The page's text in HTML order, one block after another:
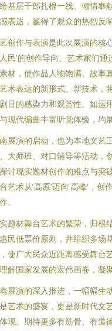
基层干部扎根一线、倾情奉
表达，赢得了观众的热烈反响
创作与表演是此次展演的核
民’的创作导向。艺术家们
材，使作品人物饱满、故事
术表达的新形式、新技术，
目的感染力和观赏性。如运
现代编曲丰富听觉体验，均
展演的启动，也为本地文艺
大师班、对口辅导等活动，
讨现实题材创作的难点与突
艺术从‘高原’迈向‘高峰’，
。
题材舞台艺术的繁荣，归根
民低票价原则，并组织多场
使广大民众近距离感受舞台
解国家发展的宏伟画卷，凝
展演的深入推进，一幅幅生
艺术的盛宴，更是新时代文
现。期待更多有筋骨、有道